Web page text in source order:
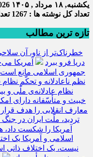
یکشنبه, ۱۸ مرداد , ۱۴۰۵
تعداد کل نوشته ها : 1267
تازه ترین مطالب
خطرناک‌تر از ناو، آن
دریا فرو ببرد
آمریکا
جمهوری اسلامی مانع است
نظم ناعادلانه و تحکّم
نظام عادلانه‌ی ملّی و
خبیث و متأسّفانه دارای
معارف انقلابی را هدف قرار
تردید، ملّت ایران در
آمریکا را شکست داد،
اسلامی و آمریکا یک
نیست، یک اختلاف ذاتی